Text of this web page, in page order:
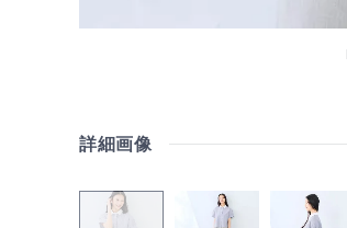
詳細画像